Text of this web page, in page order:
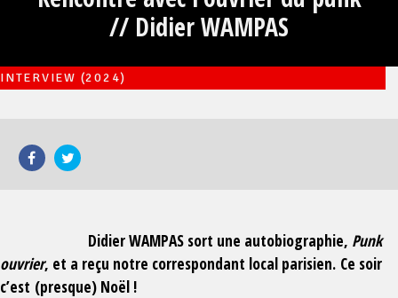
// Didier WAMPAS
INTERVIEW (2024)
Didier WAMPAS sort une autobiographie, Punk
ouvrier, et a reçu notre correspondant local parisien. Ce soir
c’est (presque) Noël !